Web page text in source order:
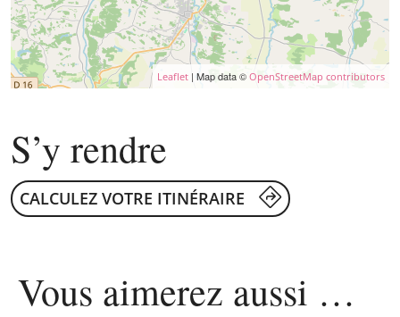
Leaflet | Map data © OpenStreetMap contributors
S’y rendre
CALCULEZ VOTRE ITINÉRAIRE
Vous aimerez aussi …